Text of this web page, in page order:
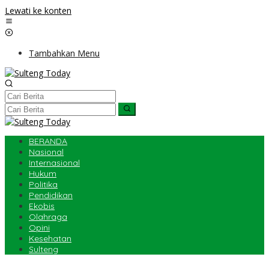
Lewati ke konten
Tambahkan Menu
BERANDA
Nasional
Internasional
Hukum
Politika
Pendidikan
Ekobis
Olahraga
Opini
Kesehatan
Sulteng